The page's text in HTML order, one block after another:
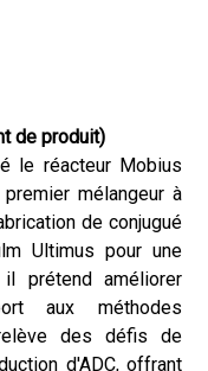
de produit)
le réacteur Mobius
mélangeur à
de conjugué
Ultimus pour une
prétend améliorer
aux méthodes
des défis de
d'ADC, offrant